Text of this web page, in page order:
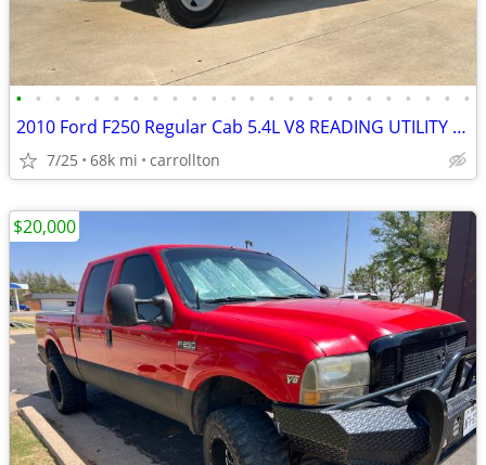
• • • • • • • • • • • • • • • • • • • • • • • •
2010 Ford F250 Regular Cab 5.4L V8 READING UTILITY BODY SERVICE TRUCK
7/25 68k mi carrollton
$20,000